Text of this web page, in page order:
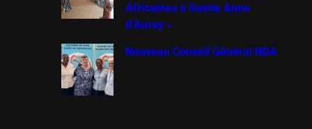
Africaines à Sainte Anne
d’Auray »
Nouveau Conseil Général NDA